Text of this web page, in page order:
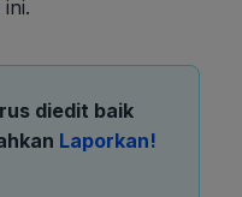
diedit baik
Laporkan!